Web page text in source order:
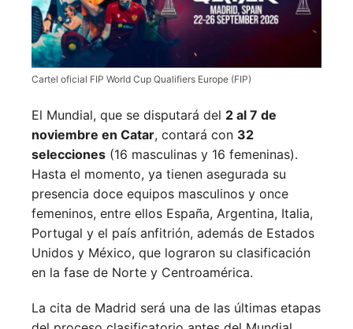
Cartel oficial FIP World Cup Qualifiers Europe (FIP)
El Mundial, que se disputará del 2 al 7 de
noviembre en Catar, contará con 32
selecciones (16 masculinas y 16 femeninas).
Hasta el momento, ya tienen asegurada su
presencia doce equipos masculinos y once
femeninos, entre ellos España, Argentina, Italia,
Portugal y el país anfitrión, además de Estados
Unidos y México, que lograron su clasificación
en la fase de Norte y Centroamérica.
La cita de Madrid será una de las últimas etapas